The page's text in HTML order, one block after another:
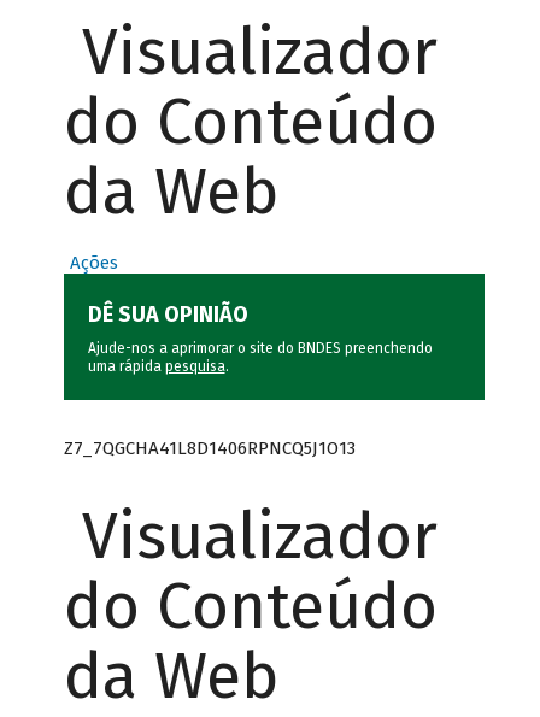
Visualizador
do Conteúdo
da Web
Ações
DÊ SUA OPINIÃO
Ajude-nos a aprimorar o site do BNDES preenchendo
uma rápida pesquisa.
Z7_7QGCHA41L8D1406RPNCQ5J1O13
Visualizador
do Conteúdo
da Web